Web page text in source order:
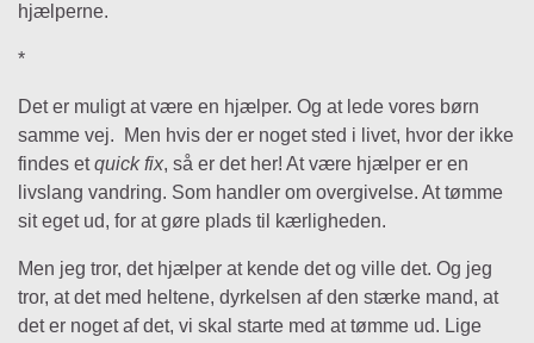
hjælperne.
*
Det er muligt at være en hjælper. Og at lede vores børn
samme vej. Men hvis der er noget sted i livet, hvor der ikke
findes etquick fix, så er det her! At være hjælper er en
livslang vandring. Som handler om overgivelse. At tømme
sit eget ud, for at gøre plads til kærligheden.
Men jeg tror, det hjælper at kende det og ville det. Og jeg
tror, at det med heltene, dyrkelsen af den stærke mand, at
det er noget af det, vi skal starte med at tømme ud. Lige